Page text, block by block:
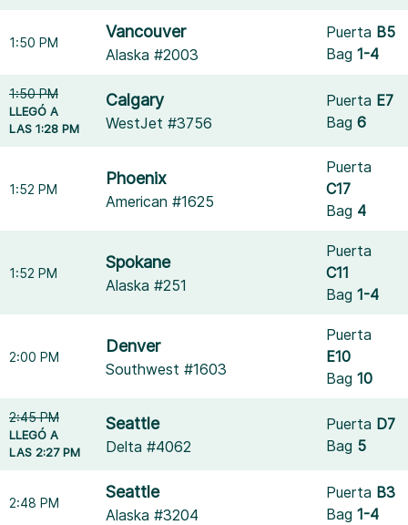
1:50 PM
Vancouver
Alaska #2003
Puerta B5
Bag1-4
1:50 PM
LLEGÓ A
LAS 1:28 PM
Calgary
WestJet #3756
Puerta E7
Bag6
1:52 PM
Phoenix
American #1625
Puerta
C17
Bag 4
1:52 PM
Spokane
Alaska #251
Puerta
C11
Bag1-4
2:00 PM
Denver
Southwest #1603
Puerta
E10
Bag10
2:45 PM
LLEGÓ A
LAS 2:27 PM
Seattle
Delta #4062
Puerta D7
Bag 5
2:48 PM
Seattle
Alaska #3204
Puerta B3
Bag1-4